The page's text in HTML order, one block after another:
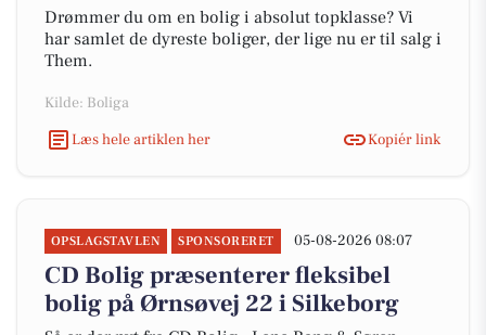
Drømmer du om en bolig i absolut topklasse? Vi
har samlet de dyreste boliger, der lige nu er til salg i
Them.
Kilde: Boliga
Læs hele artiklen her
Kopiér link
OPSLAGSTAVLEN SPONSORERET 05-08-2026 08:07
CD Bolig præsenterer fleksibel
bolig på Ørnsøvej 22 i Silkeborg